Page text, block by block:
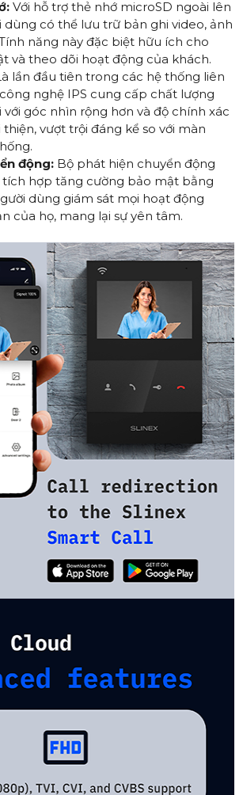
Với hỗ trợ thẻ nhớ microSD ngoài lên
dùng có thể lưu trữ bản ghi video, ảnh
năng này đặc biệt hữu ích cho
và theo dõi hoạt động của khách.
lần đầu tiên trong các hệ thống liên
nghệ IPS cung cấp chất lượng
góc nhìn rộng hơn và độ chính xác
vượt trội đáng kể so với màn
động: Bộ phát hiện chuyển động
hợp tăng cường bảo mật bằng
dùng giám sát mọi hoạt động
của họ, mang lại sự yên tâm.